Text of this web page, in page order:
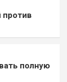
против
полную